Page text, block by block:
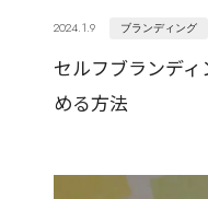
2024.1.9 ブランディング
セルフブランデ
める方法